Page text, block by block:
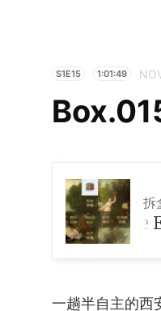
S1E15 1:01:49
拆
Box.015 Life Echo
一趟半自主的西